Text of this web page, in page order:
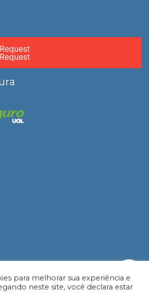
para melhorar sua experiência e
neste site, você declara estar